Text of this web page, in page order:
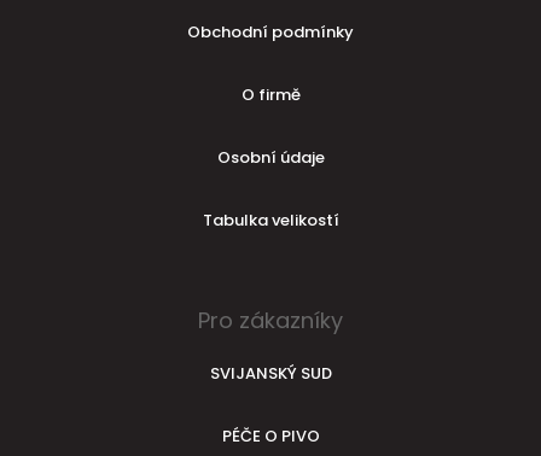
Obchodní podmínky
O firmě
Osobní údaje
Tabulka velikostí
Pro zákazníky
SVIJANSKÝ SUD
PÉČE O PIVO